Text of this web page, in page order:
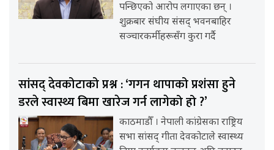
पन्छिएको आरोप लगाएका छन् ।
शुक्रबार संघीय संसद् भवनबाहिर
सञ्चारकर्मीहरूसँग कुरा गर्दै
सांसद् देवकोटाको प्रश्न : ‘गगन थापाको प्रशंसा हुने
डरले स्वास्थ्य बिमा खारेज गर्न लागेको हो ?’
काठमाडौँ । नेपाली कांग्रेसका राष्ट्रिय
सभा सांसद् गीता देवकोटाले स्वास्थ्य